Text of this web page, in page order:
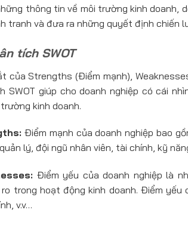
thông tin về môi trường kinh doanh,
tranh và đưa ra những quyết định chiến
tích SWOT
của Strengths (Điểm mạnh),
SWOT giúp cho doanh nghiệp có cái
kinh doanh.
Điểm mạnh của doanh nghiệp bao
lý, đội ngũ nhân viên, tài chính, kỹ
Điểm yếu của doanh nghiệp là
trong hoạt động kinh doanh. Điểm
v.v…